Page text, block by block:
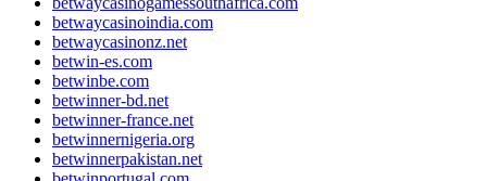
betwaycasinoindia.com
betwaycasinonz.net
betwin-es.com
betwinbe.com
betwinner-bd.net
betwinner-france.net
betwinnernigeria.org
betwinnerpakistan.net